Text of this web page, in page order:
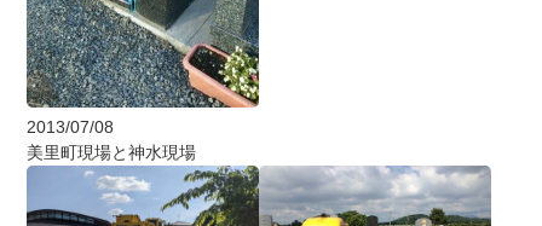
2013/07/08
美里町現場と神水現場